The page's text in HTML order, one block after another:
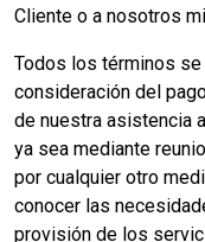
Cliente o a nosotros
Todos los términos
consideración del
de nuestra asistencia
ya sea mediante
por cualquier otro
conocer las
provisión de los